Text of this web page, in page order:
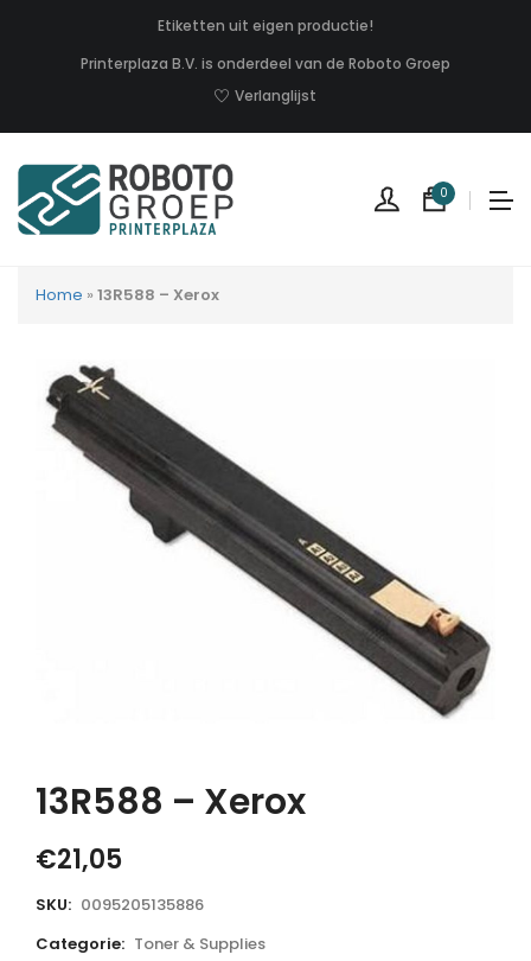
Etiketten uit eigen productie!
Printerplaza B.V. is onderdeel van de Roboto Groep
Verlanglijst
0
Home » 13R588 – Xerox
13R588 – Xerox
€21,05
SKU: 0095205135886
Categorie: Toner & Supplies